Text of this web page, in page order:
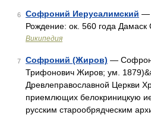
6 Софроний Иерусалимский —
Рождение: ок. 560 года Дамаск
Википедия
7 Софроний (Жиров) —
Трифонович Жиров; ум.
Древлеправославной Церкви
приемлющих белокриницкую
русским старообрядческим